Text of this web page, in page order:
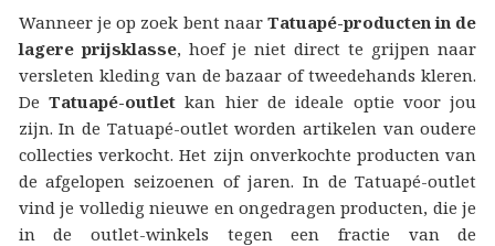
Wanneer je op zoek bent naar Tatuapé-producten in de
lagere prijsklasse, hoef je niet direct te grijpen naar
versleten kleding van de bazaar of tweedehands kleren.
De Tatuapé-outletkan hier de ideale optie voor jou
zijn. In de Tatuapé-outlet worden artikelen van oudere
collecties verkocht. Het zijn onverkochte producten van
de afgelopen seizoenen of jaren. In de Tatuapé-outlet
vind je volledig nieuwe en ongedragen producten, die je
in de outlet-winkels tegen een fractie van de